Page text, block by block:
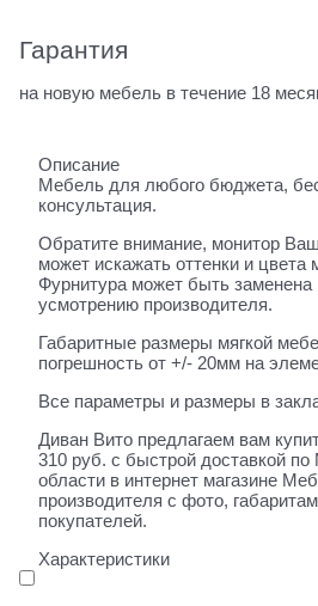
Гарантия
на новую мебель в течение 18
Описание
Мебель для любого бюджета,
консультация.
Обратите внимание, монитор
может искажать оттенки и цвета
Фурнитура может быть заменена
усмотрению производителя.
Габаритные размеры мягкой
погрешность от +/- 20мм на
Все параметры и размеры в
Диван Вито предлагаем вам
310 руб. с быстрой доставкой
области в интернет магазине
производителя с фото,
покупателей.
Характеристики